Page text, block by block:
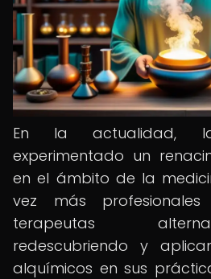
En la actualidad,
experimentado un
en el ámbito de la
vez más
terapeutas
redescubriendo y
alquímicos en sus